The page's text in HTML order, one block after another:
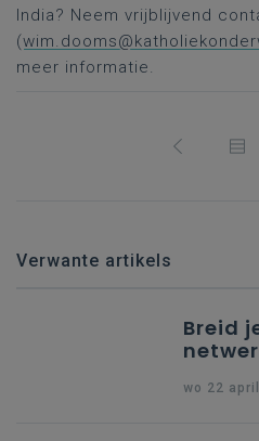
India? Neem vrijblijvend
(
meer informatie.
Verwante artikels
Breid
wo 22